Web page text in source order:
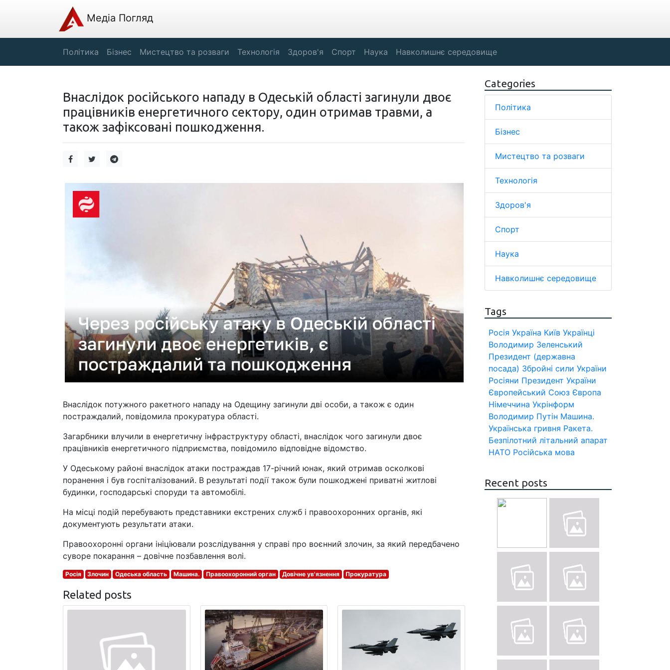
Медіа Погляд
Політика Бізнес Мистецтво та розваги Технологія Здоров'я Спорт Наука Навколишнє середовище
Внаслідок російського нападу в Одеській області загинули двоє
працівників енергетичного сектору, один отримав травми, а
також зафіксовані пошкодження.
Внаслідок потужного ракетного нападу на Одещину загинули дві особи, а також є один
постраждалий, повідомила прокуратура області.
Загарбники влучили в енергетичну інфраструктуру області, внаслідок чого загинули двоє
працівників енергетичного підприємства, повідомило відповідне відомство.
У Одеському районі внаслідок атаки постраждав 17-річний юнак, який отримав осколкові
поранення і був госпіталізований. В результаті події також були пошкоджені приватні житлові
будинки, господарські споруди та автомобілі.
На місці подій перебувають представники екстрених служб і правоохоронних органів, які
документують результати атаки.
Правоохоронні органи ініціювали розслідування у справі про воєнний злочин, за який передбачено
суворе покарання – довічне позбавлення волі.
Росія Злочин Одеська область Машина. Правоохоронний орган Довічне ув'язнення Прокуратура
Related posts
Categories
Політика
Бізнес
Мистецтво та розваги
Технологія
Здоров'я
Спорт
Наука
Навколишнє середовище
Tags
Росія Україна Київ Українці
Володимир Зеленський
Президент (державна
посада) Збройні сили України
Росіяни Президент України
Європейський Союз Європа
Німеччина Укрінформ
Володимир Путін Машина.
Українська гривня Ракета.
Безпілотний літальний апарат
НАТО Російська мова
Recent posts